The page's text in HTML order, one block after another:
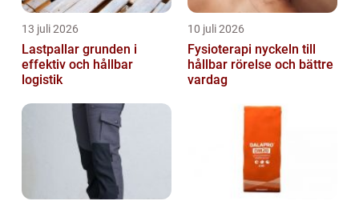
13 juli 2026
Lastpallar grunden i
effektiv och hållbar
logistik
10 juli 2026
Fysioterapi nyckeln till
hållbar rörelse och bättre
vardag